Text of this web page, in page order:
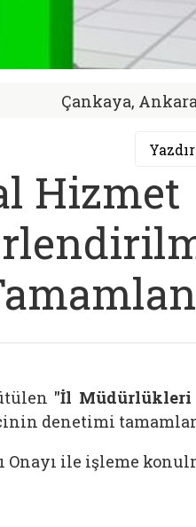
Çankaya,
Yazdır
Hizmet
"İl Müdürlükleri
denetimi
Onayı ile işleme